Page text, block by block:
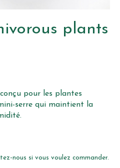
plants
pour les plantes
serre qui maintient la
nous si vous voulez commander.